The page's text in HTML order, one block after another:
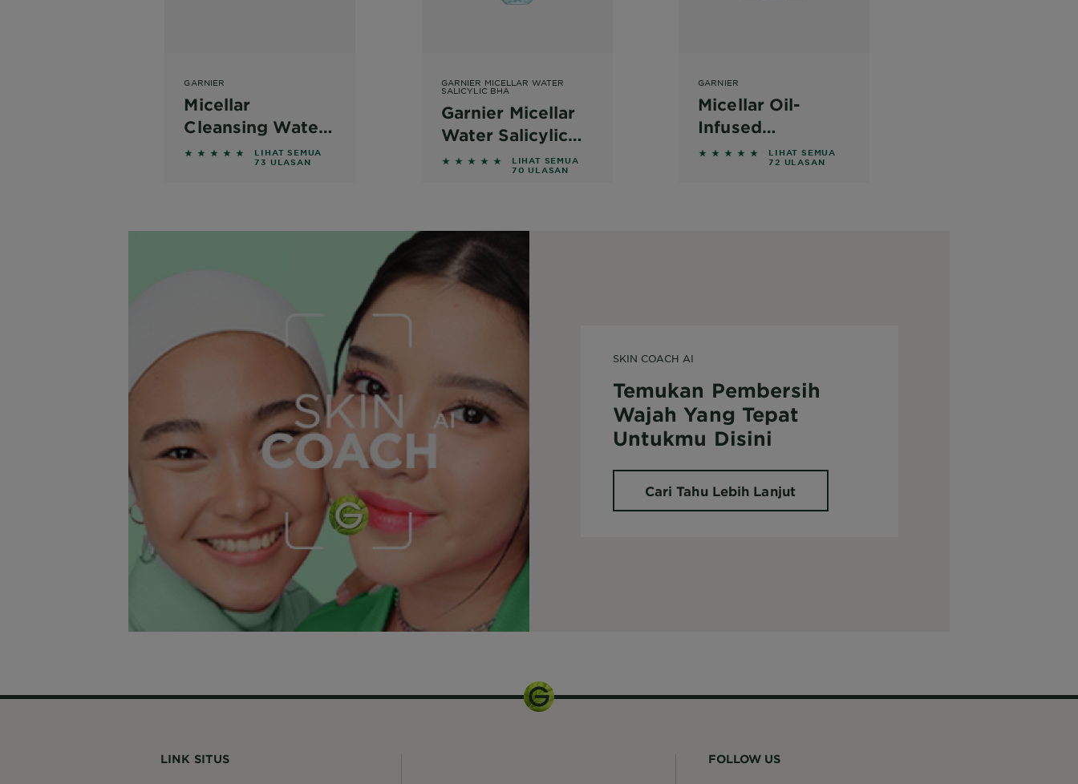
GARNIER
Micellar
Cleansing Water
Pink
5 out of 5 stars based on reviews
LIHAT SEMUA
73 ULASAN
GARNIER MICELLAR WATER
SALICYLIC BHA
Garnier Micellar
Water Salicylic
BHA
5 out of 5 stars based on reviews
LIHAT SEMUA
70 ULASAN
GARNIER
Micellar Oil-
Infused
Cleansing Water
5 out of 5 stars based on reviews
LIHAT SEMUA
72 ULASAN
SKIN COACH AI
Temukan Pembersih
Wajah Yang Tepat
Untukmu Disini
Cari Tahu Lebih Lanjut
LINK SITUS FOLLOW US